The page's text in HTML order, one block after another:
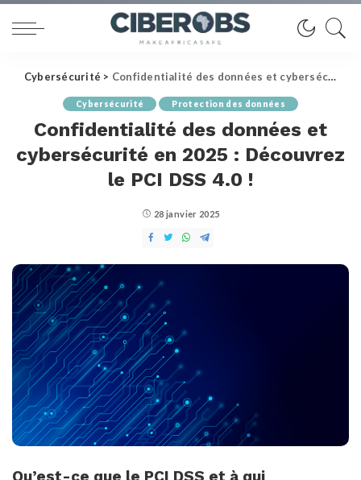
Cybersécurité > Confidentialité des données et cybersécurité en 2025 : Découvrez le PCI DSS 4.0 !
Cybersécurité Protection des données
Confidentialité des données et
cybersécurité en 2025 : Découvrez
le PCI DSS 4.0 !
28 janvier 2025
Qu’est-ce que le PCI DSS et à qui